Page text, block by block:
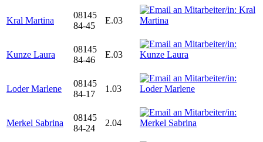
Kral Martina
08145
84-45
E.03
Kunze Laura
08145
84-46
E.03
Loder Marlene
08145
84-17
1.03
Merkel Sabrina
08145
84-24
2.04